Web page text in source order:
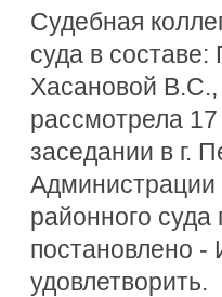
Судебная
суда в
Хасановой
рассмотрела
заседании в г.
районного
постановлено
удовлетворить.